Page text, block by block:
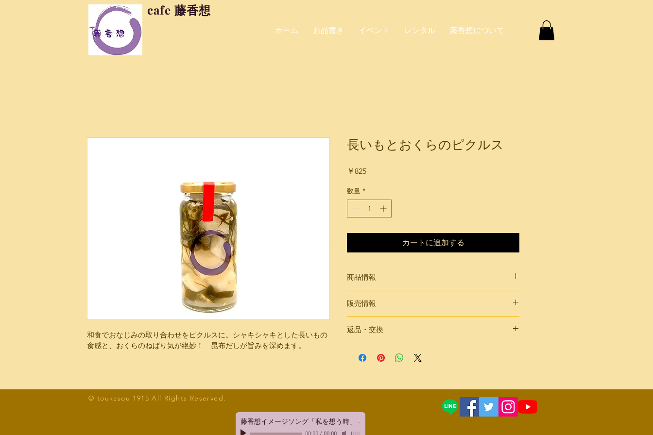
cafe 藤香想
ホーム お品書き イベント レンタル 藤香想について
和食でおなじみの取り合わせをピクルスに。シャキシャキとした長いもの
食感と、おくらのねばり気が絶妙！　昆布だしが旨みを深めます。
長いもとおくらのピクルス
￥825価
数量 *
カートに追加する
商品情報
塩、みりん、昆布
内容量：150㎖（固形物を含む）
保存方法：開封後要冷蔵
賞味期限：製造日より3カ月
販売情報
返品・交換
ます。
す。不良品に該当する場合は、当方で負担いた
不良品：商品到着後、速やかにご連絡くださ
い。商品に欠陥がある場合を除き、返品には応
© toukasou 1915 All Rights Reserved.
藤香想イメージソング「私を想う時」 -